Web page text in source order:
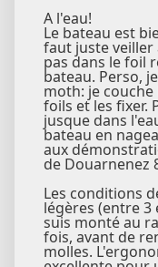
A l'eau!
Le bateau est
faut juste veiller
pas dans le foil
bateau. Perso,
moth: je
foils et les fixer.
jusque dans
bateau en
aux
de Douarnenez
Les conditions
légères (entre 3
suis monté au
fois, avant de
molles.